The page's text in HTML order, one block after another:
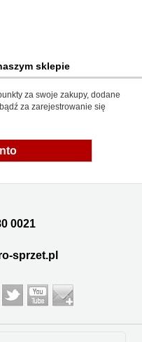
sklepie
za swoje zakupy, dodane
za zarejestrowanie się
0021
sprzet.pl